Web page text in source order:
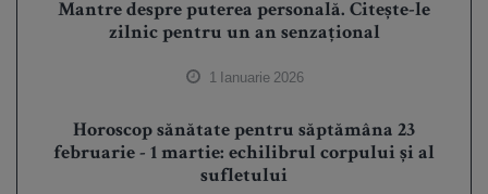
Mantre despre puterea personală. Citește-le
zilnic pentru un an senzațional
1 Ianuarie 2026
Horoscop sănătate pentru săptămâna 23
februarie - 1 martie: echilibrul corpului și al
sufletului